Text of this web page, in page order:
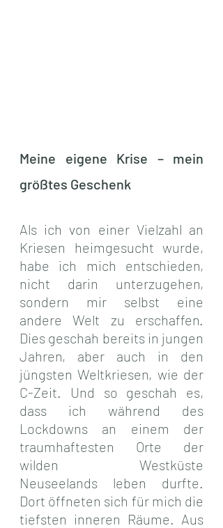
Meine eigene Krise – mein
größtes Geschenk
Als ich von einer Vielzahl an
Kriesen heimgesucht wurde,
habe ich mich entschieden,
nicht darin unterzugehen,
sondern mir selbst eine
andere Welt zu erschaffen.
Dies geschah bereits in jungen
Jahren, aber auch in den
jüngsten Weltkriesen, wie der
C-Zeit. Und so geschah es,
dass ich während des
Lockdowns an einem der
traumhaftesten Orte der
wilden Westküste
Neuseelands leben durfte.
Dort öffneten sich für mich die
tiefsten inneren Räume. Aus